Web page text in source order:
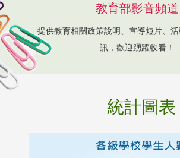
教育部影音頻道
提供教育相關政策說明、宣導短片、
訊，歡迎踴躍收看！
統計圖表